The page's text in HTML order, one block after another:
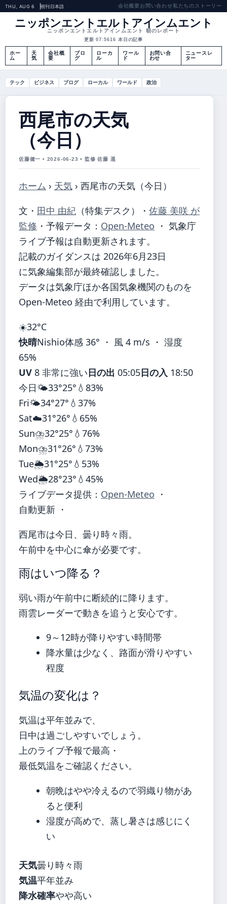
THU, AUG 6 朝刊日本語 会社概要お問い合わせ私たちのストーリー
ニッポンエントエルトアインムエント
ニッポンエントエルトアインムエント 朝のレポート
更新 07:5616 本日の記事
ホー
ム
天
気
会社概
要
ブロ
グ
ローカ
ル
ワール
ド
お問い合
わせ
ニュースレ
ター
テック ビジネス ブログ ローカル ワールド 政治
西尾市の天気
（今日）
佐藤健一 • 2026-06-23 • 監修 佐藤 遥
ホーム › 天気 › 西尾市の天気（今日）
文・ 田中 由紀 （特集デスク） ・ 佐藤 美咲 が
監修 ・ 予報データ： Open-Meteo ・ 気象庁
ライブ予報は自動更新されます。
記載のガイダンスは 2026年6月23日
に気象編集部が最終確認しました。
データは気象庁ほか各国気象機関のものを
Open-Meteo 経由で利用しています。
☀️32°C
快晴Nishio体感 36° ・ 風 4 m/s ・ 湿度
65%
UV 8 非常に強い日の出 05:05日の入 18:50
今日🌤️33°25° 💧83%
Fri🌤️34°27° 💧37%
Sat☁️31°26° 💧65%
Sun⛈️32°25° 💧76%
Mon⛈️31°26° 💧73%
Tue🌦️31°25° 💧53%
Wed🌦️28°23° 💧45%
ライブデータ提供： Open-Meteo ・
自動更新 ・
西尾市は今日、曇り時々雨。
午前中を中心に傘が必要です。
雨はいつ降る？
弱い雨が午前中に断続的に降ります。
雨雲レーダーで動きを追うと安心です。
9～12時が降りやすい時間帯
降水量は少なく、路面が滑りやすい
程度
気温の変化は？
気温は平年並みで、
日中は過ごしやすいでしょう。
上のライブ予報で最高・
最低気温をご確認ください。
朝晩はやや冷えるので羽織り物があ
ると便利
湿度が高めで、蒸し暑さは感じにく
い
天気曇り時々雨
気温平年並み
降水確率やや高い